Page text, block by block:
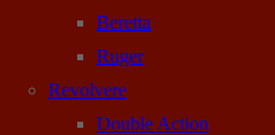
Beretta
Ruger
Revolvere
Double Action